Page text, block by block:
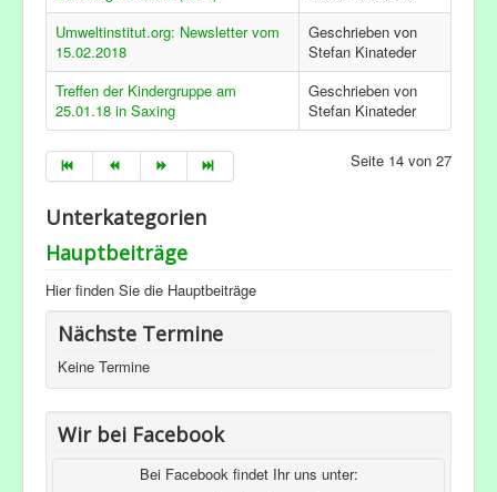
Umweltinstitut.org: Newsletter vom
15.02.2018
Geschrieben von
Stefan Kinateder
Treffen der Kindergruppe am
25.01.18 in Saxing
Geschrieben von
Stefan Kinateder
Seite 14 von 27
Unterkategorien
Hauptbeiträge
Hier finden Sie die Hauptbeiträge
Nächste Termine
Keine Termine
Wir bei Facebook
Bei Facebook findet Ihr uns unter: